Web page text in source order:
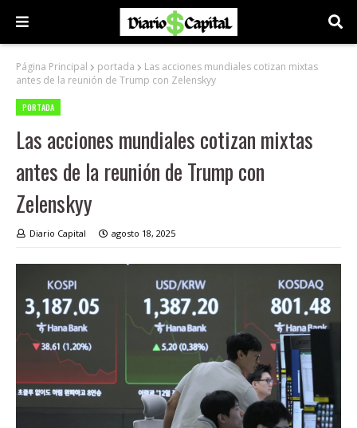
Página Principal portada
Las acciones mundiales cotizan mixtas
antes de la reunión de Trump con Zelenskyy
PORTADA
Las acciones mundiales cotizan mixtas
antes de la reunión de Trump con
Zelenskyy
Diario Capital agosto 18, 2025